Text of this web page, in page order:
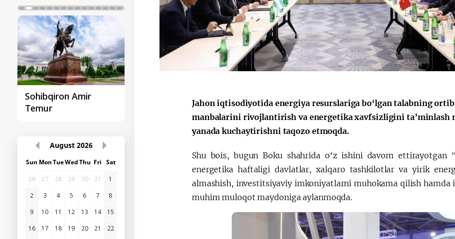
Sohibqiron Amir
Temur
Paragvay hamkorligi
Yaponiya
August 2026
Sun MonTueWedThu Fri Sat
26
27 28 29 30 31
1
2
3 4 5 6 7
8
9
10 11 12 13 14
15
16
17 18 19 20 21
22
Jahon iqtisodiyotida energiya resurslariga bo‘lgan talabning
manbalarini rivojlantirish va energetika xavfsizligini ta’minlash
yanada kuchaytirishni taqozo etmoqda.
Shu bois, bugun Boku shahrida o‘z ishini davom ettirayotgan
energetika haftaligi davlatlar, xalqaro tashkilotlar va yirik
almashish, investitsiyaviy imkoniyatlarni muhokama qilish
muhim muloqot maydoniga aylanmoqda.